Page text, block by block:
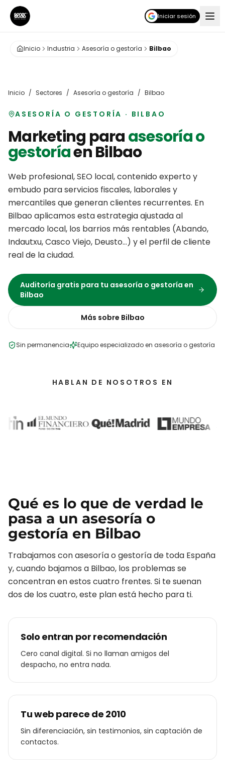
Iniciar sesión
Inicio Industria Asesoría o gestoría Bilbao
Inicio / Sectores / Asesoría o gestoría / Bilbao
ASESORÍA O GESTORÍA · BILBAO
Marketing paraasesoría o
gestoríaenBilbao
Web profesional, SEO local, contenido experto y
embudo para servicios fiscales, laborales y
mercantiles que generan clientes recurrentes. En
Bilbao aplicamos esta estrategia ajustada al
mercado local, los barrios más rentables (Abando,
Indautxu, Casco Viejo, Deusto…) y el perfil de cliente
real de la ciudad.
Auditoría gratis para tu asesoría o gestoría en
Bilbao
Más sobre Bilbao
Sin permanencia Equipo especializado en asesoría o gestoría
HABLAN DE NOSOTROS EN
Qué es lo que de verdad le
pasa a un asesoría o
gestoría en Bilbao
Trabajamos conasesoría o gestoríade toda España
y, cuando bajamos a Bilbao, los problemas se
concentran en estos cuatro frentes. Si te suenan
dos de los cuatro, este plan está hecho para ti.
Solo entran por recomendación
Cero canal digital. Si no llaman amigos del
despacho, no entra nada.
Tu web parece de 2010
Sin diferenciación, sin testimonios, sin captación de
contactos.